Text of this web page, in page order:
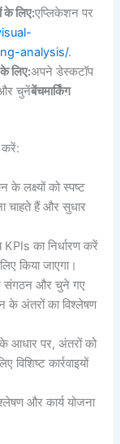
के लिए:एप्लिकेशन पर
analysis/.
लिए:अपने डेस्कटॉप
चुनेंबेंचमार्किंग
करें:
के लक्ष्यों को स्पष्ट
चाहते हैं और सुधार
KPIs का निर्धारण करें
किया जाएगा।
संगठन और चुने गए
के अंतरों का विश्लेषण
आधार पर, अंतरों को
कार्रवाइयों
और कार्य योजना